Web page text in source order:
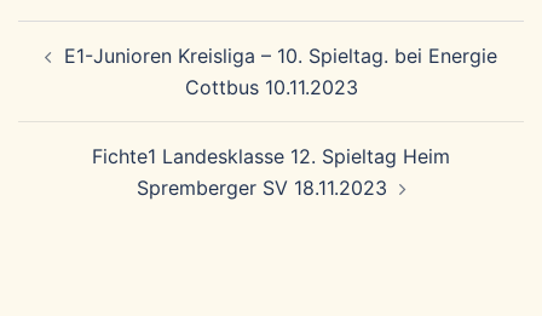
E1-Junioren Kreisliga – 10. Spieltag. bei Energie
Cottbus 10.11.2023
Fichte1 Landesklasse 12. Spieltag Heim
Spremberger SV 18.11.2023